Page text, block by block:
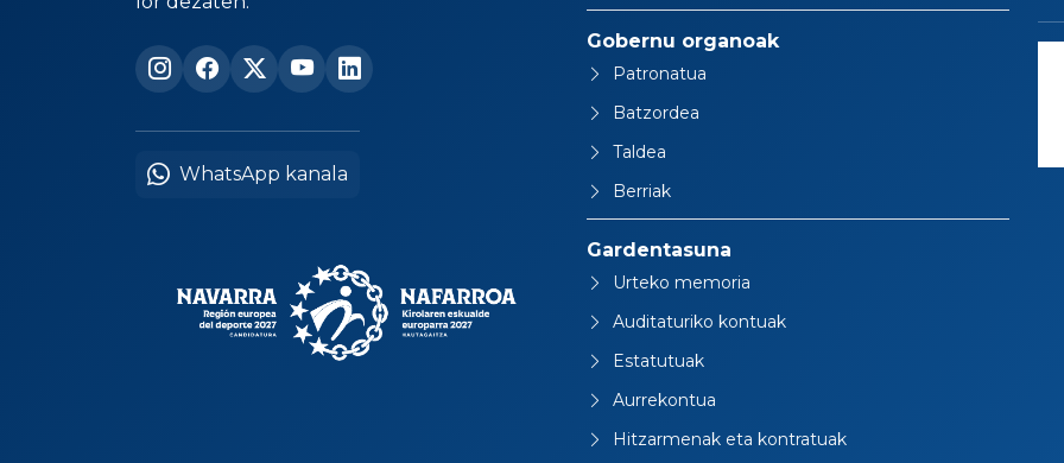
WhatsApp kanala
Gobernu organoak
Patronatua
Batzordea
Taldea
Berriak
Gardentasuna
Urteko memoria
Auditaturiko kontuak
Estatutuak
Aurrekontua
Hitzarmenak eta kontratuak